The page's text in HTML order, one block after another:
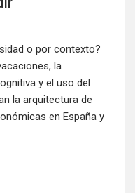
o por contexto?
la
y el uso del
la arquitectura de
en España y